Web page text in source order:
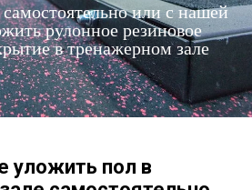
или с нашей
рулонное резиновое
в тренажерном зале
уложить пол в